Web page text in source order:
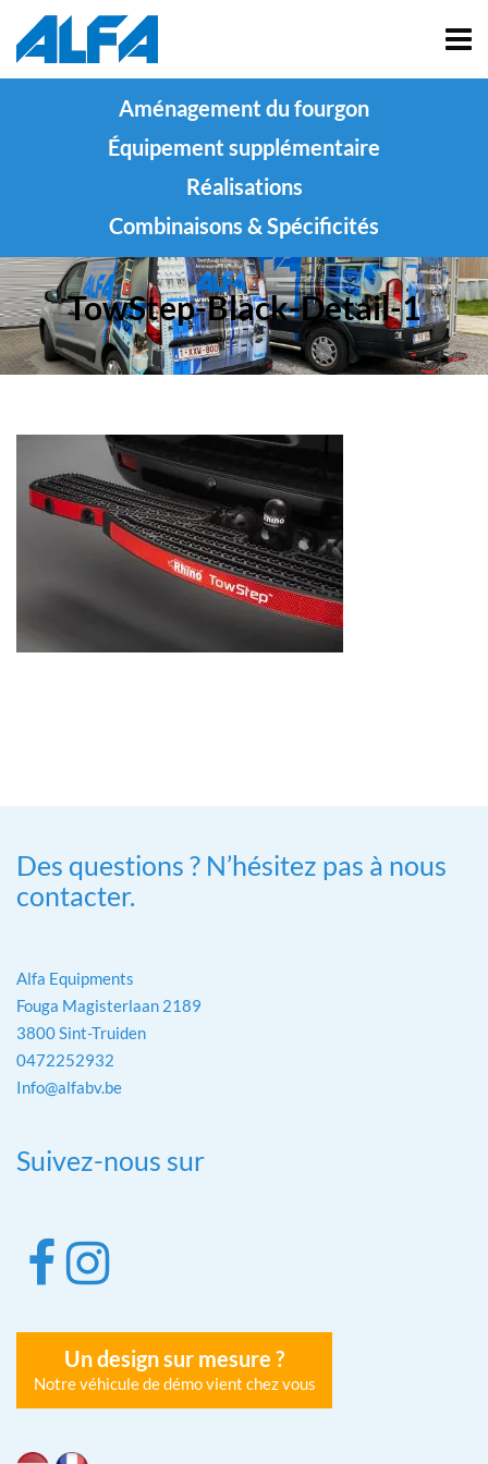
Aménagement du fourgon
Équipement supplémentaire
Réalisations
Combinaisons & Spécificités
TowStep-Black-Detail-1
Des questions ? N’hésitez pas à nous
contacter.
Alfa Equipments
Fouga Magisterlaan 2189
3800 Sint-Truiden
0472252932
Info@alfabv.be
Suivez-nous sur
Un design sur mesure ?
Notre véhicule de démo vient chez vous